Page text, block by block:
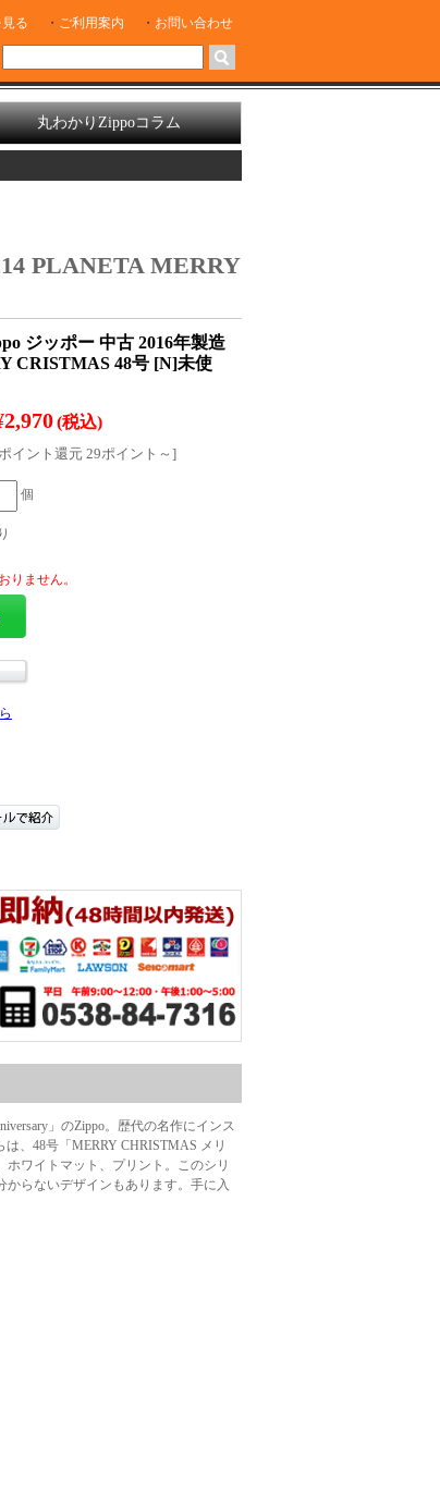
る ご利用案内 お問い合わせ
丸わかりZippoコラム
PLANETA MERRY
ジッポー 中古 2016年製造
CRISTMAS 48号 [N]未使
(税込)
イント還元 29ポイント～]
個
」のZippo。歴代の名作にインス
、48号「MERRY CHRISTMAS メリ
ホワイトマット、プリント。このシリ
らないデザインもあります。手に入